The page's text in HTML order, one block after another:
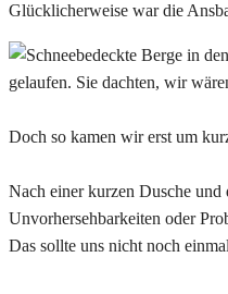
Glücklicherweise war die
gelaufen. Sie dachten, wir
Doch so kamen wir erst um
Nach einer kurzen Dusche und
Unvorhersehbarkeiten oder
Das sollte uns nicht noch